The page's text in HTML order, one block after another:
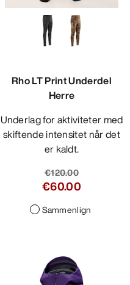
Rho LT Print Underdel
Herre
Underlag for aktiviteter med
skiftende intensitet når det
er kaldt.
€120.00
€60.00
Sammenlign